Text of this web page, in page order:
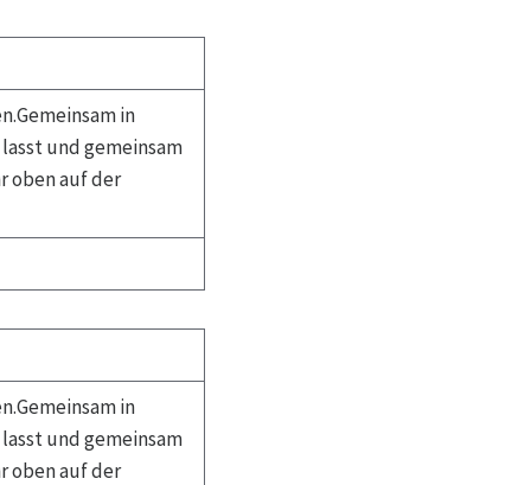
in
und gemeinsam
oben auf der
in
und gemeinsam
oben auf der